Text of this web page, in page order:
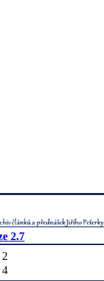
2.7